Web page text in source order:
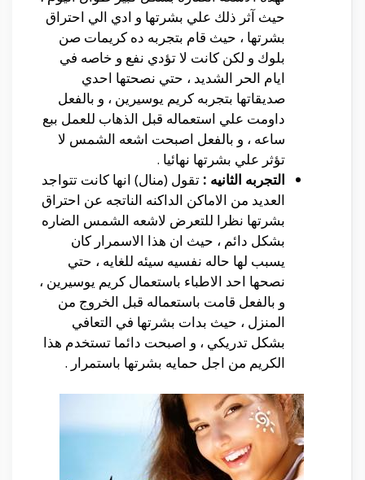
حيث آثر ذلك علي بشرتها و ادي الي احتراق
بشرتها ، حيث قام بتجربه ده كريمات صن
بلوك و لكن كانت لا تؤدي نفع و خاصه في
ايام الحر الشديد ، حتي نصحتها احدي
صديقاتها بتجربه كريم يوسيرين ، و بالفعل
داومت علي استعماله قبل الذهاب للعمل ببع
ساعه ، و بالفعل اصبحت اشعه الشمس لا
تؤثر علي بشرتها نهائيا .
التجربه الثانيه : تقول (منال) انها كانت تتواجد
العديد من الاماكن الداكنه الناتجه عن احتراق
بشرتها نظرا للتعرض لاشعه الشمس الضاره
بشكل دائم ، حيث ان هذا الاسمرار كان
يسبب لها حاله نفسيه سيئه للغايه ، حتي
نصحها احد الاطباء باستعمال كريم يوسيرين ،
و بالفعل قامت باستعماله قبل الخروج من
المنزل ، حيث بدات بشرتها في التعافي
بشكل تدريكي ، و اصبحت دائما تستخدم هذا
الكريم من اجل حمايه بشرتها باستمرار .